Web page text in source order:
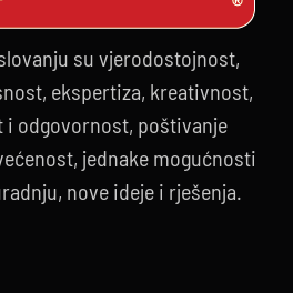
su vjerodostojnost,
ekspertiza, kreativnost,
odgovornost, poštivanje
jednake mogućnosti
nove ideje i rješenja.